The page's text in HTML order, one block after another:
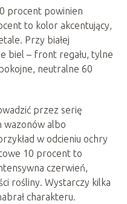
procent powinien
to kolor akcentujący,
Przy białej
biel – front regału, tylne
neutralne 60
przez serię
wazonów albo
w odcieniu ochry
10 procent to
czerwień,
rośliny. Wystarczy kilka
charakteru.